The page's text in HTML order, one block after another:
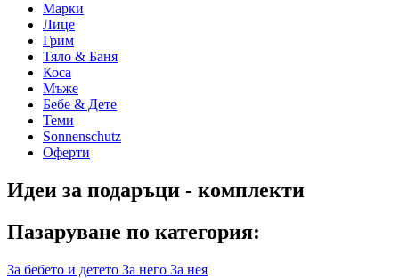
Марки
Лице
Грим
Тяло & Баня
Коса
Мъже
Бебе & Дете
Теми
Sonnenschutz
Оферти
Идеи за подаръци - комплекти
Пазаруване по категория:
За бебето и детето За него За нея